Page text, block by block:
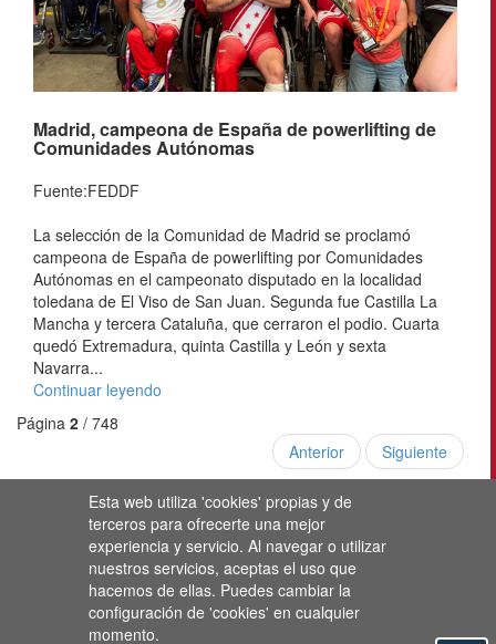
Esta web utiliza 'cookies' propias y de
terceros para ofrecerte una mejor
experiencia y servicio. Al navegar o utilizar
nuestros servicios, aceptas el uso que
hacemos de ellas. Puedes cambiar la
configuración de 'cookies' en cualquier
momento.
Madrid, campeona de España de powerlifting de
Comunidades Autónomas
Fuente:FEDDF
La selección de la Comunidad de Madrid se proclamó
campeona de España de powerlifting por Comunidades
Autónomas en el campeonato disputado en la localidad
toledana de El Viso de San Juan. Segunda fue Castilla La
Mancha y tercera Cataluña, que cerraron el podio. Cuarta
quedó Extremadura, quinta Castilla y León y sexta
Navarra...
Continuar leyendo
Página 2 / 748
Anterior
Siguiente